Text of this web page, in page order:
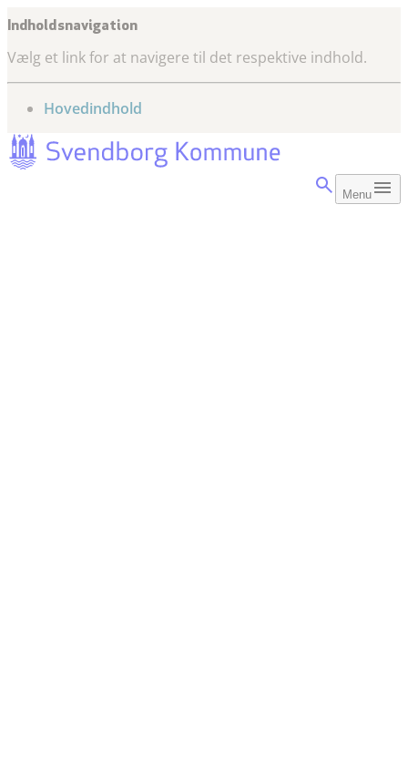
Indholdsnavigation
Vælg et link for at navigere til det respektive indhold.
gå til
Hovedindhold
Menu